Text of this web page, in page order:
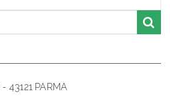
43121 PARMA